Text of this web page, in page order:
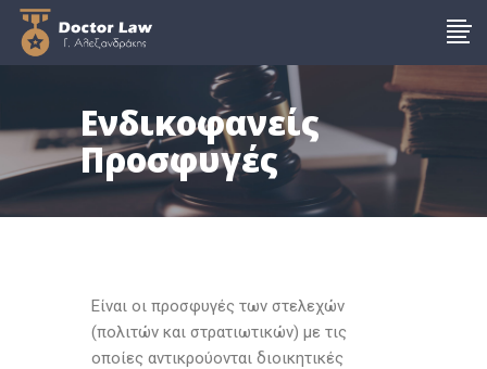
Ενδικοφανείς
Προσφυγές
Είναι οι προσφυγές των στελεχών
(πολιτών και στρατιωτικών) με τις
οποίες αντικρούονται διοικητικές